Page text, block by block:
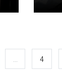
4